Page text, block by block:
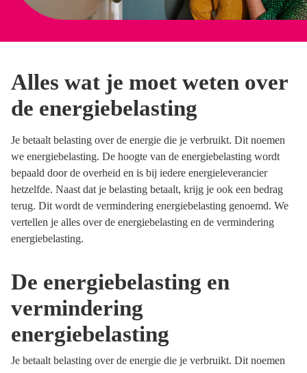
Alles wat je moet weten over
de energiebelasting
Je betaalt belasting over de energie die je verbruikt. Dit noemen
we energiebelasting. De hoogte van de energiebelasting wordt
bepaald door de overheid en is bij iedere energieleverancier
hetzelfde. Naast dat je belasting betaalt, krijg je ook een bedrag
terug. Dit wordt de vermindering energiebelasting genoemd. We
vertellen je alles over de energiebelasting en de vermindering
energiebelasting.
De energiebelasting en
vermindering
energiebelasting
Je betaalt belasting over de energie die je verbruikt. Dit noemen